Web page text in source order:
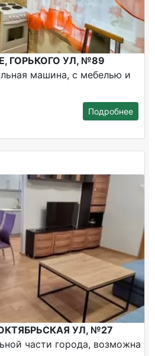
ГОРЬКОГО УЛ, №89
машина, с мебелью и
Подробнее
УЛ, №27
части города, возможна